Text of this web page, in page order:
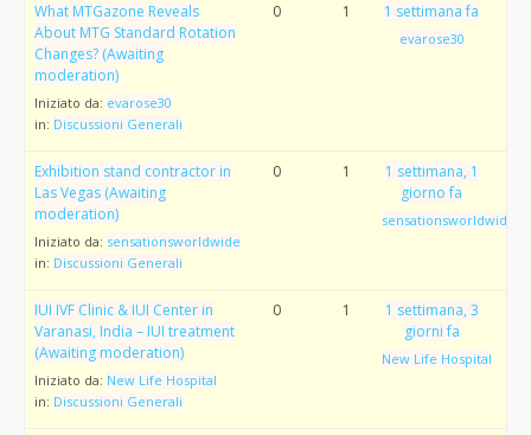
What MTGazone Reveals
About MTG Standard Rotation
Changes? (Awaiting
moderation)
Iniziato da: evarose30
in: Discussioni Generali
0 1 1 settimana fa
evarose30
Exhibition stand contractor in
Las Vegas (Awaiting
moderation)
Iniziato da: sensationsworldwide
in: Discussioni Generali
0 1
1 settimana, 1
giorno fa
sensationsworldwide
IUI IVF Clinic & IUI Center in
Varanasi, India – IUI treatment
(Awaiting moderation)
Iniziato da: New Life Hospital
in: Discussioni Generali
0 1
1 settimana, 3
giorni fa
New Life Hospital